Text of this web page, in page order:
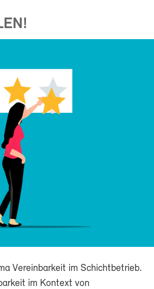
Vereinbarkeit im Schichtbetrieb.
im Kontext von